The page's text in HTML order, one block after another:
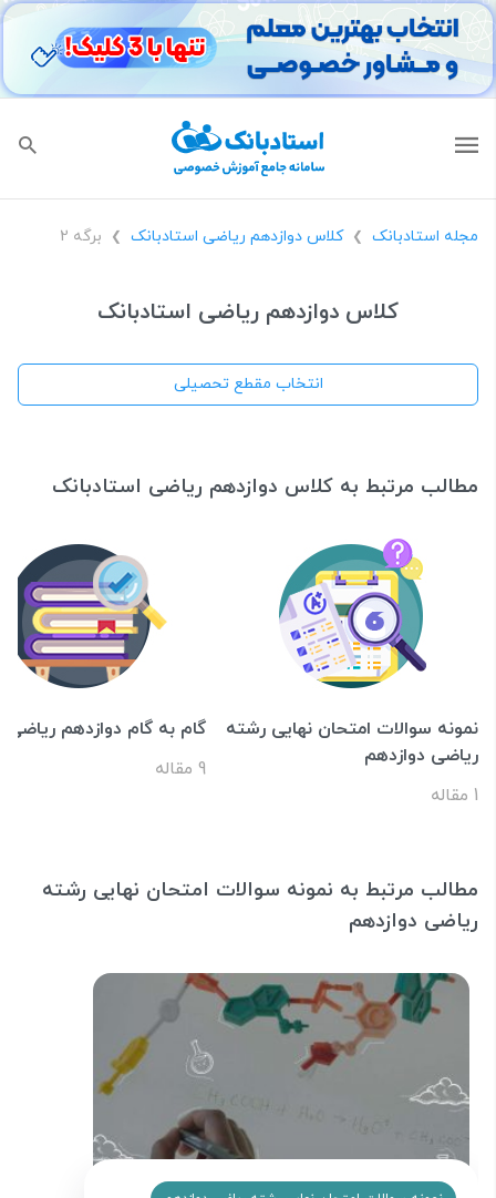
مجله استادبانک ❯ کلاس دوازدهم ریاضی استادبانک ❯ برگه 2
کلاس دوازدهم ریاضی استادبانک
انتخاب مقطع تحصیلی
مطالب مرتبط به کلاس دوازدهم ریاضی استادبانک
نمونه سوالات امتحان نهایی رشته
ریاضی دوازدهم
1 مقاله
گام به گام دوازدهم ریاضی
9 مقاله
مطالب مرتبط به نمونه سوالات امتحان نهایی رشته
ریاضی دوازدهم